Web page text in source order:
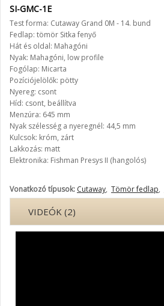
SI-GMC-1E
Test forma: Cutaway Grand 0M - 14. bund
Fedlap: tömör Sitka fenyő
Hát és oldal: Mahagóni
Nyak: Mahagóni, low profile
Fogólap: Micarta
Pozíciójelölők: pötty
Nyereg: csont
Híd: csont, beállítva
Menzúra: 645 mm
Nyak szélesség a nyeregnél: 44,5 mm
Kulcsok: króm, zárt
Lakkozás: matt
Elektronika: Fishman Presys II (hangolós)
Vonatkozó típusok: Cutaway, Tömör fedlap,
VIDEÓK (2)